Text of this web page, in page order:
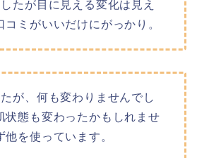
たが目に見える変化は見え
コミがいいだけにがっかり。
が、何も変わりませんでし
状態も変わったかもしれませ
を使っています。